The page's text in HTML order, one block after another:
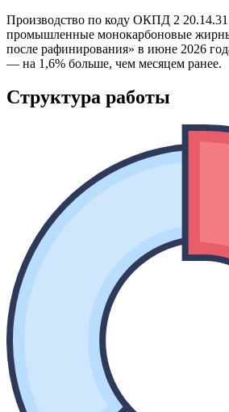
Производство по коду ОКПД 2
промышленные монокарбоновые
после рафинирования» в июне 2026
— на 1,6% больше, чем месяцем ранее.
Структура работы